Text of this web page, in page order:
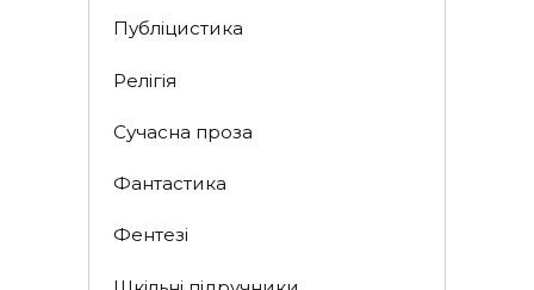
Публіцистика
Релігія
Сучасна проза
Фантастика
Фентезі